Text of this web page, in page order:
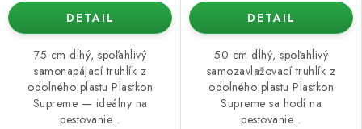
DETAIL
75 cm dlhý, spoľahlivý
samonapájací truhlík z
odolného plastu Plastkon
Supreme — ideálny na
pestovanie...
DETAIL
50 cm dlhý, spoľahlivý
samozavlažovací truhlík z
odolného plastu Plastkon
Supreme sa hodí na
pestovanie...